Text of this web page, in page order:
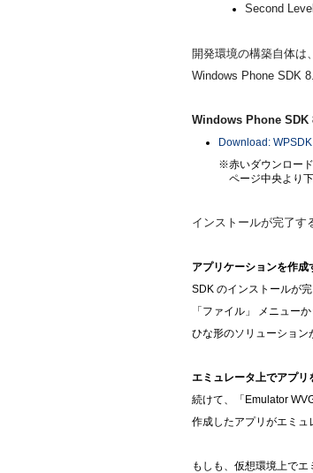
Second
開発環境の構築自体は
Windows Phone SDK
Windows Phone SDK
Download:
※赤いダウンロー
ページ中央より
インストールが完了す
アプリケーションを作成
SDK のインストールが
「ファイル」 メニュー
ひな形のソリューション
エミュレータ上でアプリ
続けて、「Emulator
作成したアプリがエミュ
もしも、仮想環境上で